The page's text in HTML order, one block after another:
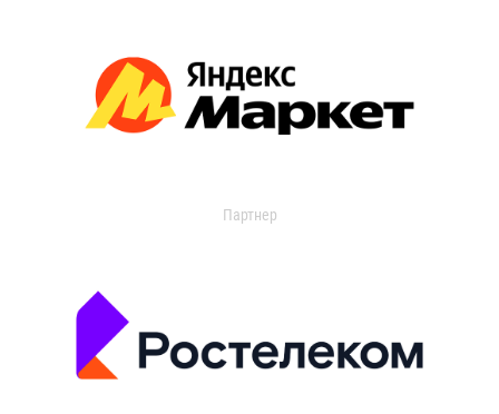
Партнер